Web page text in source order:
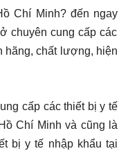
Chí Minh? đến ngay
chuyên cung cấp các
hãng, chất lượng, hiện
cấp các thiết bị y tế
Chí Minh và cũng là
bị y tế nhập khẩu tại